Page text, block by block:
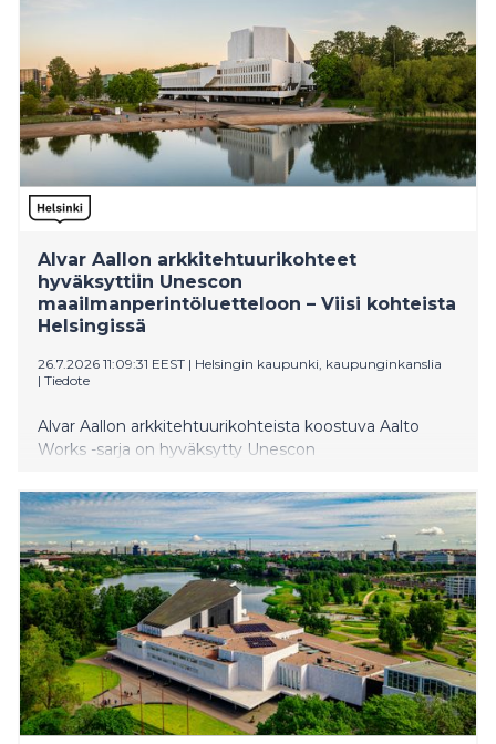
Alvar Aallon arkkitehtuurikohteet
hyväksyttiin Unescon
maailmanperintöluetteloon – Viisi kohteista
Helsingissä
26.7.2026 11:09:31 EEST | Helsingin kaupunki, kaupunginkanslia
| Tiedote
Alvar Aallon arkkitehtuurikohteista koostuva Aalto
Works -sarja on hyväksytty Unescon
viisi sijaitsee Helsingissä. Finlandia-talon, Alvar Aallon
kotitalon ja ateljeen, Kulttuuritalon sekä
Kansaneläkelaitoksen päätoimitalon
maailmanperintöstatus vahvistaa Helsingin mainetta
kiinnostavana muotoilu- ja arkkitehtuurikaupunkina.